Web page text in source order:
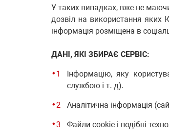
У таких випадках, вже не
дозвіл на використання яких
інформація розміщена в
ДАНІ, ЯКІ ЗБИРАЄ СЕРВІС:
Інформацію, яку
службою і т. д).
Аналітична інформація
Файли cookie і подібні